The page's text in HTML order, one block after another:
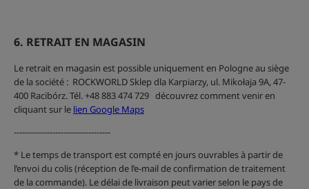
6. RETRAIT EN MAGASIN
Le retrait en magasin est possible uniquement en Pologne au siège
de la société : ROCKWORLD Sklep dla Karpiarzy, ul. Mikołaja 9A, 47-
400 Racibórz. Tél. +48 883 474 729 découvrez comment venir en
cliquant sur le lien Google Maps
-----------------------------------
* Le temps de transport est compté en jours ouvrables à partir de
l’envoi du colis (réception de l’e-mail de confirmation de traitement
de la commande). Le délai de livraison peut varier selon le pays de